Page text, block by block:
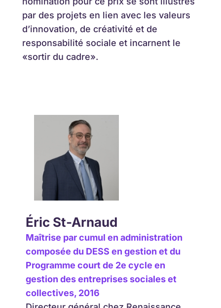
par des projets en lien avec les valeurs
d’innovation, de créativité et de
responsabilité sociale et incarnent le
«sortir du cadre».
Éric St-Arnaud ​
Maîtrise par cumul en administration
composée du DESS en gestion et du
Programme court de 2e cycle en
gestion des entreprises sociales et
collectives, 2016